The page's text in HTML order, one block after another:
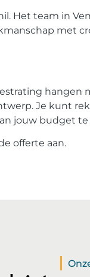
Het team in
met
hangen
Je kunt
jouw budget te
offerte aan.